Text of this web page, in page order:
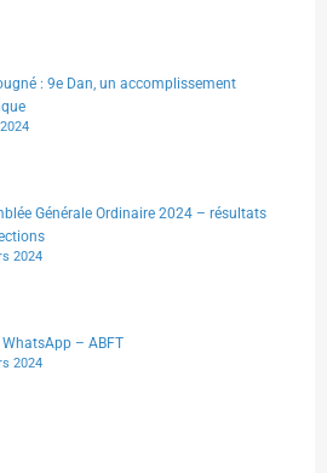
: 9e Dan, un accomplissement
Générale Ordinaire 2024 – résultats
2024
– ABFT
2024